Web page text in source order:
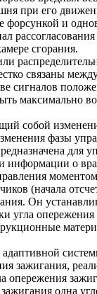
при его
форсункой и
сгорания.
связаны
сигналов
максимально
собой
фазы
для
информации о
(начала
Он
угла
зажигания,
опережения
одна